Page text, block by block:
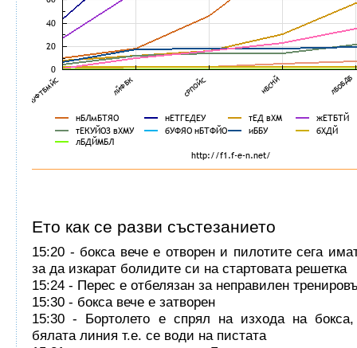
Ето как се разви състезанието
15:20 - бокса вече е отворен и пилотите сега
за да изкарат болидите си на стартовата решетка
15:24 - Перес е отбелязан за неправилен
15:30 - бокса вече е затворен
15:30 - Бортолето е спрял на изхода на
бялата линия т.е. се води на пистата